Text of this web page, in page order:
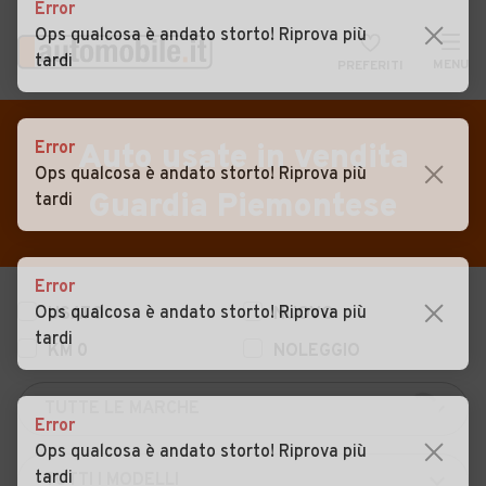
CERCA
Auto
Auto usate
Auto Km 0
Noleggio a lungo termine
Camper
VENDI
MAGAZINE
ACCEDI
Auto usate in vendita
USATO
NUOVO
Error
Ops qualcosa è andato storto! Riprova più
tardi
Error
Ops qualcosa è andato storto! Riprova più
tardi
Error
Ops qualcosa è andato storto! Riprova più
tardi
Error
Ops qualcosa è andato storto! Riprova più
tardi